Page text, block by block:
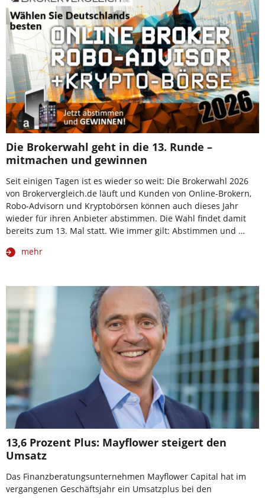
Die Brokerwahl geht in die 13. Runde –
mitmachen und gewinnen
Seit einigen Tagen ist es wieder so weit: Die Brokerwahl 2026
von Brokervergleich.de läuft und Kunden von Online-Brokern,
Robo-Advisorn und Kryptobörsen können auch dieses Jahr
wieder für ihren Anbieter abstimmen. Die Wahl findet damit
bereits zum 13. Mal statt. Wie immer gilt: Abstimmen und …
mehr
13,6 Prozent Plus: Mayflower steigert den
Umsatz
Das Finanzberatungsunternehmen Mayflower Capital hat im
vergangenen Geschäftsjahr ein Umsatzplus bei den